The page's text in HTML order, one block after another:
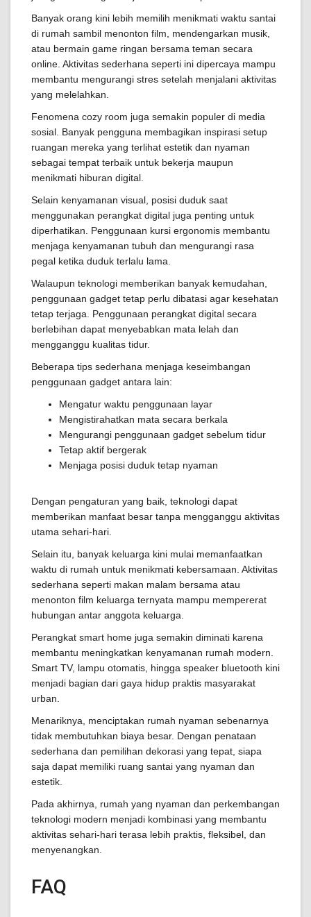
Banyak orang kini lebih memilih menikmati waktu santai
di rumah sambil menonton film, mendengarkan musik,
atau bermain game ringan bersama teman secara
online. Aktivitas sederhana seperti ini dipercaya mampu
membantu mengurangi stres setelah menjalani aktivitas
yang melelahkan.
Fenomena cozy room juga semakin populer di media
sosial. Banyak pengguna membagikan inspirasi setup
ruangan mereka yang terlihat estetik dan nyaman
sebagai tempat terbaik untuk bekerja maupun
menikmati hiburan digital.
Selain kenyamanan visual, posisi duduk saat
menggunakan perangkat digital juga penting untuk
diperhatikan. Penggunaan kursi ergonomis membantu
menjaga kenyamanan tubuh dan mengurangi rasa
pegal ketika duduk terlalu lama.
Walaupun teknologi memberikan banyak kemudahan,
penggunaan gadget tetap perlu dibatasi agar kesehatan
tetap terjaga. Penggunaan perangkat digital secara
berlebihan dapat menyebabkan mata lelah dan
mengganggu kualitas tidur.
Beberapa tips sederhana menjaga keseimbangan
penggunaan gadget antara lain:
Mengatur waktu penggunaan layar
Mengistirahatkan mata secara berkala
Mengurangi penggunaan gadget sebelum tidur
Tetap aktif bergerak
Menjaga posisi duduk tetap nyaman
Dengan pengaturan yang baik, teknologi dapat
memberikan manfaat besar tanpa mengganggu aktivitas
utama sehari-hari.
Selain itu, banyak keluarga kini mulai memanfaatkan
waktu di rumah untuk menikmati kebersamaan. Aktivitas
sederhana seperti makan malam bersama atau
menonton film keluarga ternyata mampu mempererat
hubungan antar anggota keluarga.
Perangkat smart home juga semakin diminati karena
membantu meningkatkan kenyamanan rumah modern.
Smart TV, lampu otomatis, hingga speaker bluetooth kini
menjadi bagian dari gaya hidup praktis masyarakat
urban.
Menariknya, menciptakan rumah nyaman sebenarnya
tidak membutuhkan biaya besar. Dengan penataan
sederhana dan pemilihan dekorasi yang tepat, siapa
saja dapat memiliki ruang santai yang nyaman dan
estetik.
Pada akhirnya, rumah yang nyaman dan perkembangan
teknologi modern menjadi kombinasi yang membantu
aktivitas sehari-hari terasa lebih praktis, fleksibel, dan
menyenangkan.
FAQ